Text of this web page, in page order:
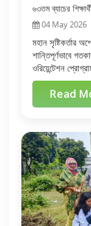
৬৩তম ব্যাচের
04 May 2026
মহান সৃষ্টিকর্তার
শান্তিপূর্ণভাবে
ওরিয়েন্টেশন
Read